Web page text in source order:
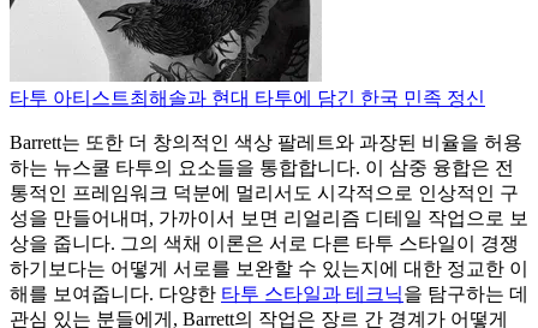
타투 아티스트최해솔과 현대 타투에 담긴 한국 민족 정신
Barrett는 또한 더 창의적인 색상 팔레트와 과장된 비율을 허용
하는 뉴스쿨 타투의 요소들을 통합합니다. 이 삼중 융합은 전
통적인 프레임워크 덕분에 멀리서도 시각적으로 인상적인 구
성을 만들어내며, 가까이서 보면 리얼리즘 디테일 작업으로 보
상을 줍니다. 그의 색채 이론은 서로 다른 타투 스타일이 경쟁
하기보다는 어떻게 서로를 보완할 수 있는지에 대한 정교한 이
해를 보여줍니다. 다양한 타투 스타일과 테크닉을 탐구하는 데
관심 있는 분들에게, Barrett의 작업은 장르 간 경계가 어떻게